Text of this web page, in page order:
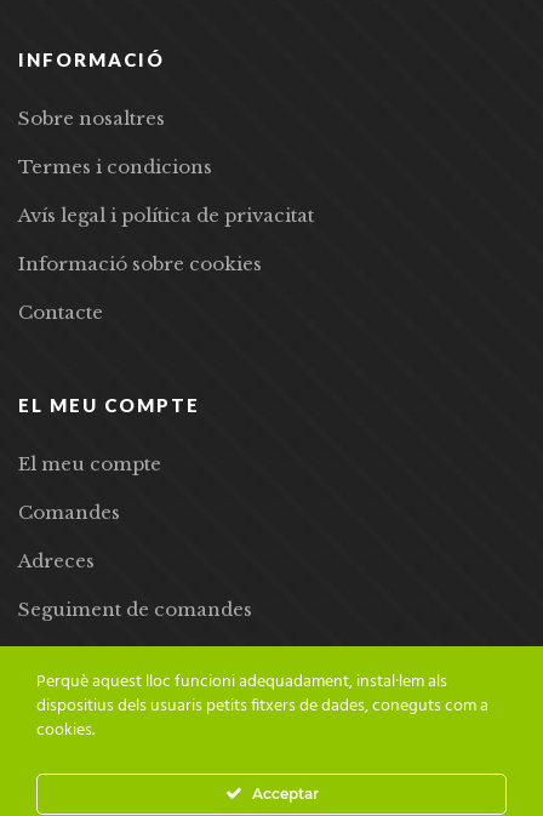
INFORMACIÓ
Sobre nosaltres
Termes i condicions
Avís legal i política de privacitat
Informació sobre cookies
Contacte
EL MEU COMPTE
El meu compte
Comandes
Adreces
Seguiment de comandes
Perquè aquest lloc funcioni adequadament, instal·lem als
dispositius dels usuaris petits fitxers de dades, coneguts com a
cookies.
Acceptar